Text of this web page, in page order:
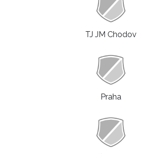
TJ JM Chodov
Praha